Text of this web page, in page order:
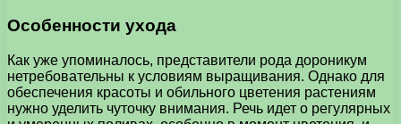
Особенности ухода
Как уже упоминалось, представители рода дороникум
нетребовательны к условиям выращивания. Однако для
обеспечения красоты и обильного цветения растениям
нужно уделить чуточку внимания. Речь идет о регулярных